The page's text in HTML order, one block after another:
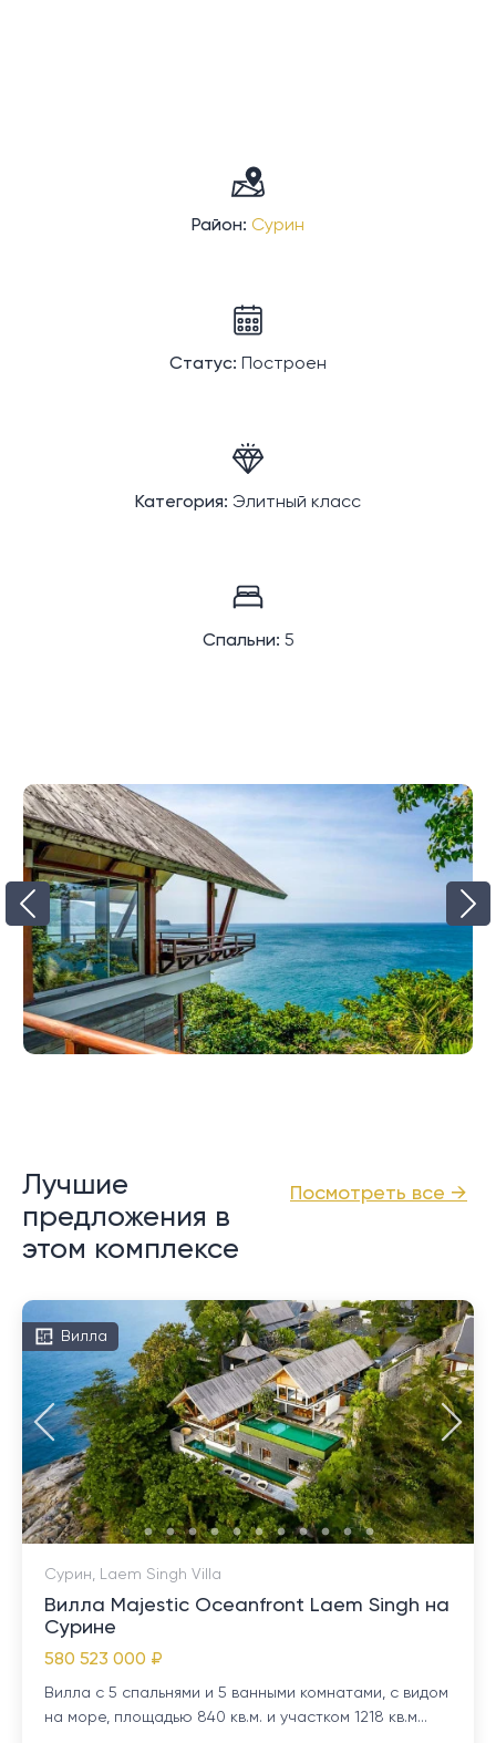
Район: Сурин
Статус: Построен
Категория: Элитный класс
Спальни: 5
Посмотреть все →
Лучшие
предложения в
этом комплексе
Вилла
Сурин, Laem Singh Villa
Вилла Majestic Oceanfront Laem Singh на
Сурине
580 523 000 ₽
Вилла с 5 спальнями и 5 ванными комнатами, с видом
на море, площадью 840 кв.м. и участком 1218 кв.м...